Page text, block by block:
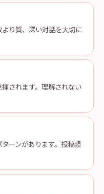
り質、深い対話を大切に
されます。理解されない
ーンがあります。投稿頻